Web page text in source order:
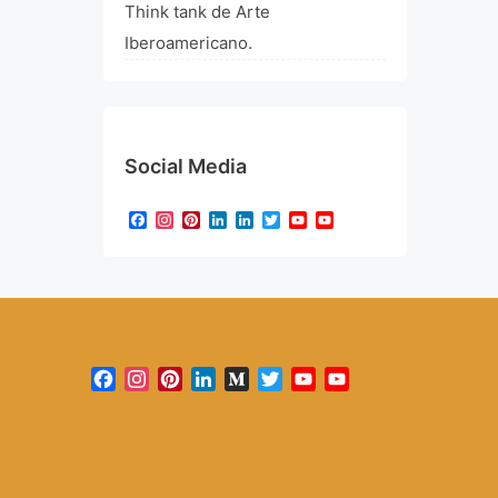
Think tank de Arte
Iberoamericano.
Social Media
Facebook
Instagram
Pinterest
LinkedIn
LinkedIn
TwitterYouTube
Facebook
Instagram
PinterestLinkedInMediumTwitterYouTube